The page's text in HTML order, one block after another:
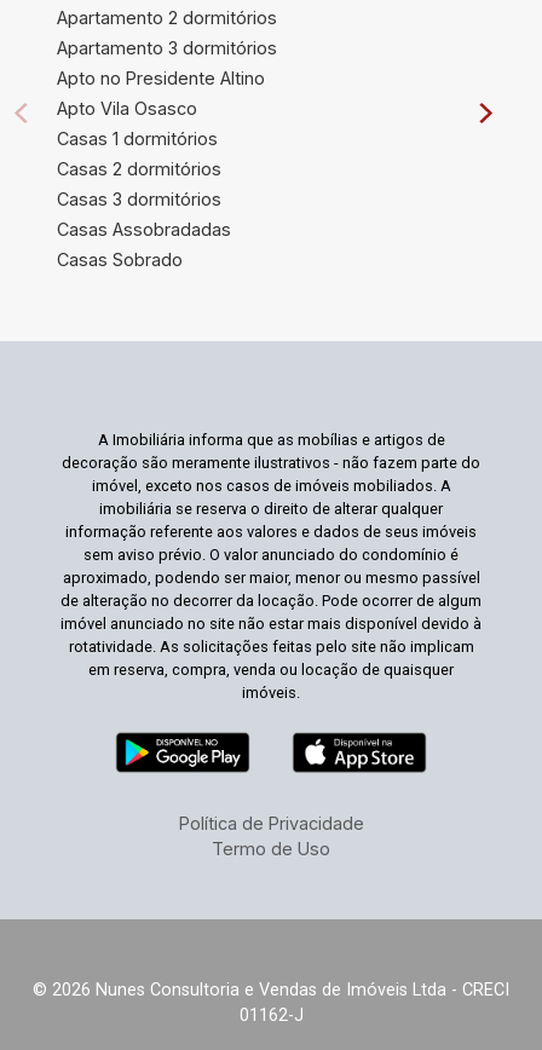
Apartamento 2 dormitórios
Apartamento 3 dormitórios
Apto no Presidente Altino
Apto Vila Osasco
Casas 1 dormitórios
Casas 2 dormitórios
Casas 3 dormitórios
Casas Assobradadas
Casas Sobrado
A Imobiliária informa que as mobílias e artigos de
decoração são meramente ilustrativos - não fazem parte do
imóvel, exceto nos casos de imóveis mobiliados. A
imobiliária se reserva o direito de alterar qualquer
informação referente aos valores e dados de seus imóveis
sem aviso prévio. O valor anunciado do condomínio é
aproximado, podendo ser maior, menor ou mesmo passível
de alteração no decorrer da locação. Pode ocorrer de algum
imóvel anunciado no site não estar mais disponível devido à
rotatividade. As solicitações feitas pelo site não implicam
em reserva, compra, venda ou locação de quaisquer
imóveis.
Política de Privacidade
Termo de Uso
© 2026 Nunes Consultoria e Vendas de Imóveis Ltda - CRECI
01162-J